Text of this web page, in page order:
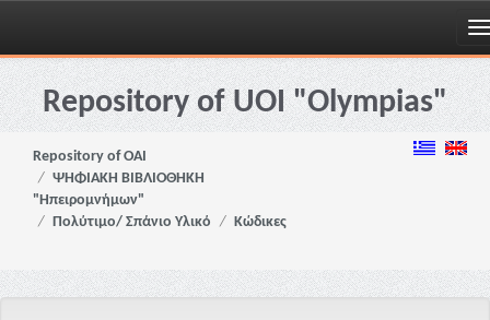
Skip
navigationRepository of UOI "Olympias"
Repository of OAI
ΨΗΦΙΑΚΗ ΒΙΒΛΙΟΘΗΚΗ
"Ηπειρομνήμων"
Πολύτιμο/ Σπάνιο Υλικό
Κώδικες